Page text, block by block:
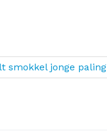
smokkel jonge paling